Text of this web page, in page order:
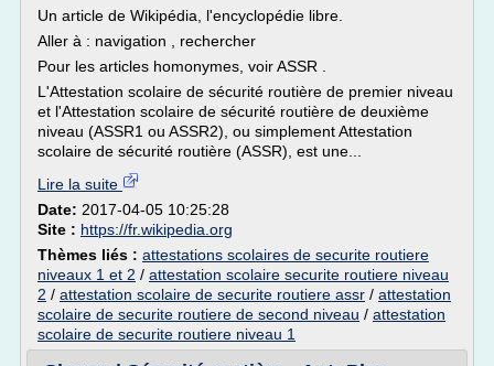
Un article de Wikipédia, l'encyclopédie libre.
Aller à : navigation , rechercher
Pour les articles homonymes, voir ASSR .
L'Attestation scolaire de sécurité routière de premier niveau
et l'Attestation scolaire de sécurité routière de deuxième
niveau (ASSR1 ou ASSR2), ou simplement Attestation
scolaire de sécurité routière (ASSR), est une...
Lire la suite
Date: 2017-04-05 10:25:28
Site : https://fr.wikipedia.org
Thèmes liés : attestations scolaires de securite routiere
niveaux 1 et 2 / attestation scolaire securite routiere niveau
2 / attestation scolaire de securite routiere assr / attestation
scolaire de securite routiere de second niveau / attestation
scolaire de securite routiere niveau 1